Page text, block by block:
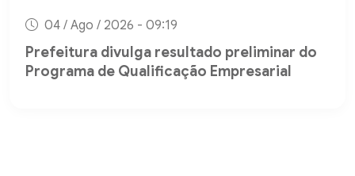
04 / Ago / 2026 - 09:19
Prefeitura divulga resultado preliminar do
Programa de Qualificação Empresarial